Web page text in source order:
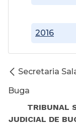
2016
Secretaria
Buga
TRIBUNAL
JUDICIAL DE